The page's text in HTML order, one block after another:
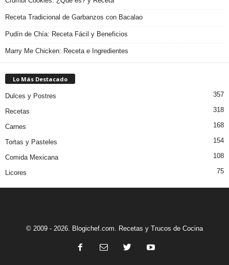
Receta Tradicional de Garbanzos con Bacalao
Pudín de Chía: Receta Fácil y Beneficios
Marry Me Chicken: Receta e Ingredientes
Lo Más Destacado
Dulces y Postres 357
Recetas 318
Carnes 168
Tortas y Pasteles 154
Comida Mexicana 108
Licores 75
© 2009 - 2026. Blogichef.com. Recetas y Trucos de Cocina